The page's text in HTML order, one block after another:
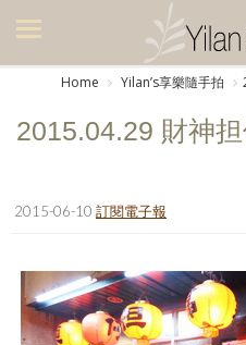
美食集
生活風
書房集
Home Yilanʼs享樂隨手拍
2015.04.29 財神
2015-06-10 訂閱電子報